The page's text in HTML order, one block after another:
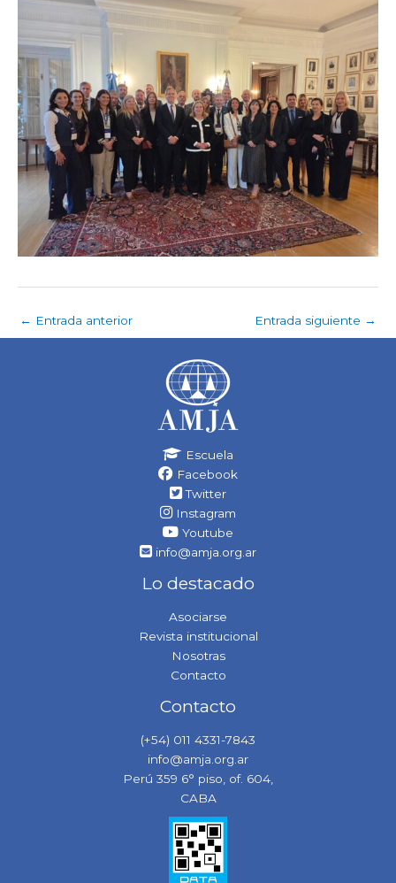
← Entrada anterior Entrada siguiente →
Escuela
Facebook
Twitter
Instagram
Youtube
info@amja.org.ar
Lo destacado
Asociarse
Revista institucional
Nosotras
Contacto
Contacto
(+54) 011 4331-7843
info@amja.org.ar
Perú 359 6° piso, of. 604,
CABA